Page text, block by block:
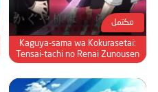
مكتمل
Kaguya-sama wa Kokurasetai:
Tensai-tachi no Renai Zunousen